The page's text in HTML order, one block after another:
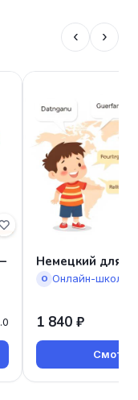
‹ ›
Немецкий для
О
1 840 ₽